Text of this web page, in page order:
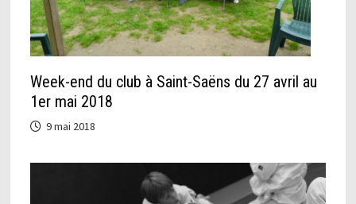
Week-end du club à Saint-Saëns du 27 avril au
1er mai 2018
9 mai 2018